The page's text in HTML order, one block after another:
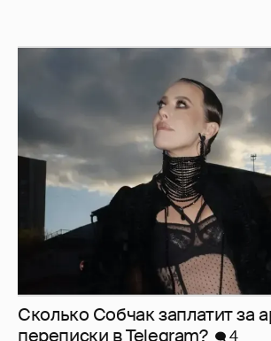
Сколько Собчак заплатит за
перeписки в Telegram?
4